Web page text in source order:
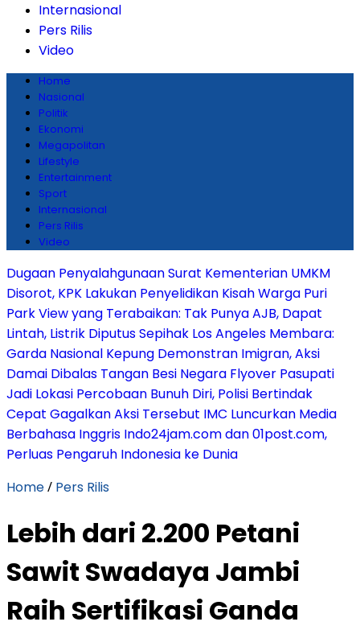
Internasional
Pers Rilis
Video
Home
Nasional
Politik
Ekonomi
Megapolitan
Lifestyle
Entertainment
Sport
Internasional
Pers Rilis
Video
Dugaan Penyalahgunaan Surat Kementerian UMKM
Disorot, KPK Lakukan Penyelidikan Kisah Warga Puri
Park View yang Terabaikan: Tak Punya AJB, Dapat
Lintah, Listrik Diputus Sepihak Los Angeles Membara:
Garda Nasional Kepung Demonstran Imigran, Aksi
Damai Dibalas Tangan Besi Negara Flyover Pasupati
Jadi Lokasi Percobaan Bunuh Diri, Polisi Bertindak
Cepat Gagalkan Aksi Tersebut IMC Luncurkan Media
Berbahasa Inggris Indo24jam.com dan 01post.com,
Perluas Pengaruh Indonesia ke Dunia
Home/ Pers Rilis
Lebih dari 2.200 Petani
Sawit Swadaya Jambi
Raih Sertifikasi Ganda